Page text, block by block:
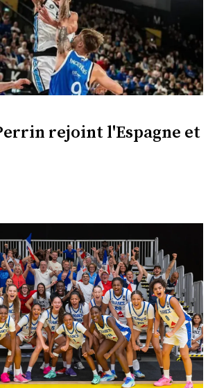
rejoint l'Espagne et